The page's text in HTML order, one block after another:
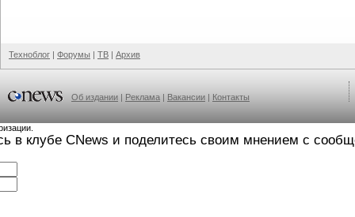
Техноблог | Форумы | ТВ | Архив
Об издании | Реклама | Вакансии | Контакты
в клубе CNews и поделитесь своим мнением с